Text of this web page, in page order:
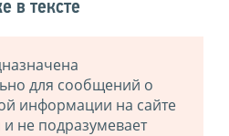
в тексте
для сообщений о
информации на сайте
не подразумевает